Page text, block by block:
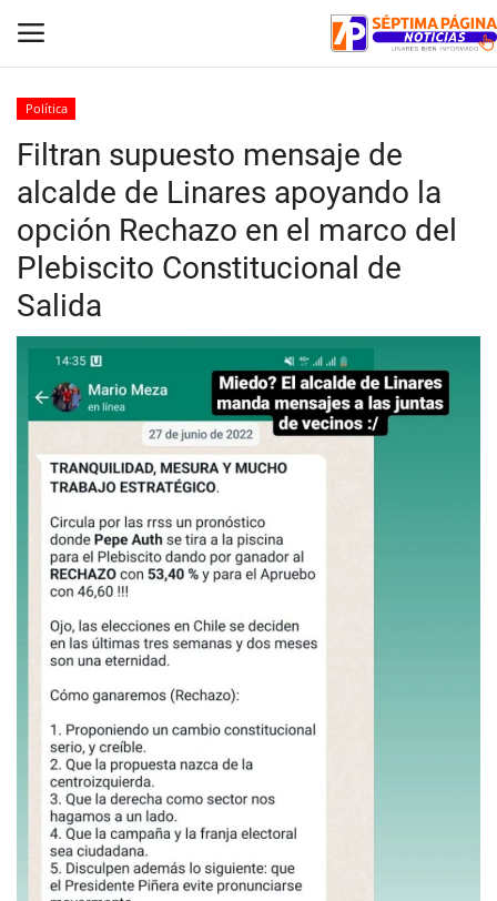
Inicio
Crónica
Policial
Tribunales
Deporte
Espectáculos
Política
Filtran supuesto mensaje de
alcalde de Linares apoyando la
opción Rechazo en el marco del
Plebiscito Constitucional de
Salida